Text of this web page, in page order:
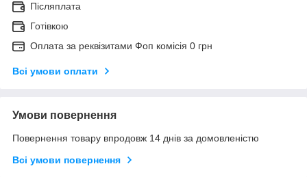
Післяплата
Готівкою
Оплата за реквізитами Фоп комісія 0 грн
Всі умови оплати
Умови повернення
Повернення товару впродовж 14 днів за домовленістю
Всі умови повернення